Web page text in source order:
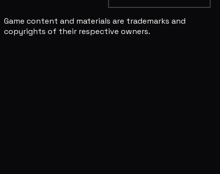
Game content and materials are trademarks and
copyrights of their respective owners.